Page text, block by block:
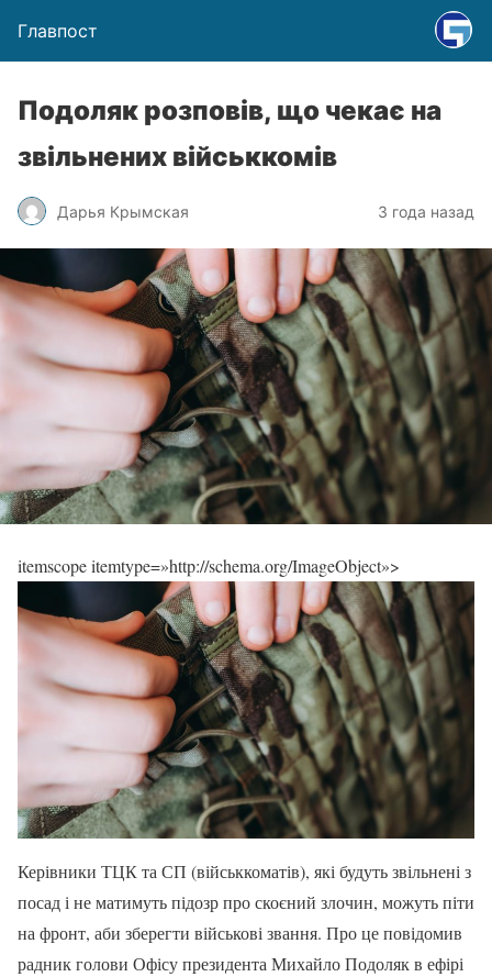
Главпост
Подоляк розповів, що чекає на
звільнених військкомів
Дарья Крымская 3 года назад
itemscope itemtype=»http://schema.org/ImageObject»>
Керівники ТЦК та СП (військкоматів), які будуть звільнені з
посад і не матимуть підозр про скоєний злочин, можуть піти
на фронт, аби зберегти військові звання. Про це повідомив
радник голови Офісу президента Михайло Подоляк в ефірі